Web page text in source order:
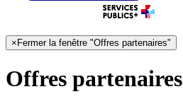
× Fermer la fenêtre "Offres partenaires"
Offres partenaires